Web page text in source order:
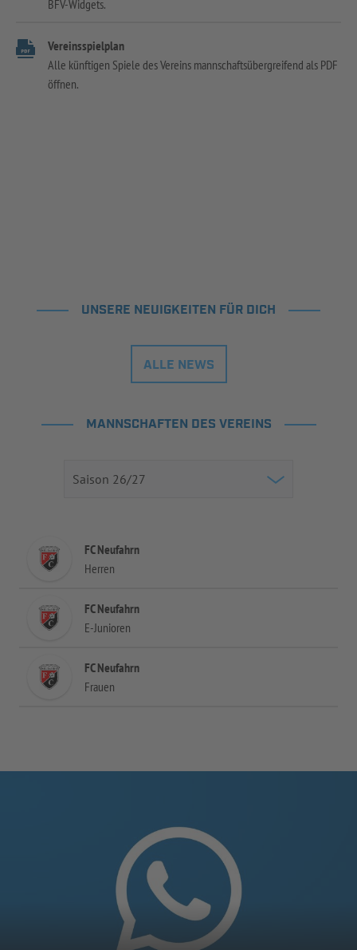
BFV-Widgets.
Vereinsspielplan
Alle künftigen Spiele des Vereins mannschaftsübergreifend als PDF
öffnen.
UNSERE NEUIGKEITEN FÜR DICH
ALLE NEWS
MANNSCHAFTEN DES VEREINS
FC Neufahrn
Herren
FC Neufahrn
E-Junioren
FC Neufahrn
Frauen